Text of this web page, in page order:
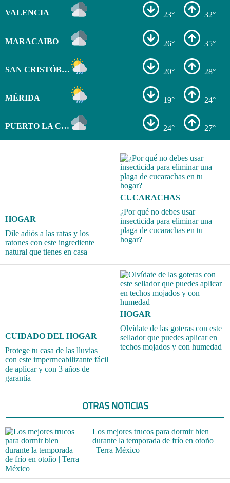
VALENCIA 23° 32°
MARACAIBO 26° 35°
SAN CRISTÓBAL 20° 28°
MÉRIDA 19° 24°
PUERTO LA CRUZ 24° 27°
HOGAR
Dile adiós a las ratas y los
ratones con este ingrediente
natural que tienes en casa
CUCARACHAS
¿Por qué no debes usar
insecticida para eliminar una
plaga de cucarachas en tu
hogar?
CUIDADO DEL HOGAR
Protege tu casa de las lluvias
con este impermeabilizante fácil
de aplicar y con 3 años de
garantía
HOGAR
Olvídate de las goteras con este
sellador que puedes aplicar en
techos mojados y con humedad
OTRAS NOTICIAS
Los mejores trucos para dormir bien
durante la temporada de frío en otoño
| Terra México